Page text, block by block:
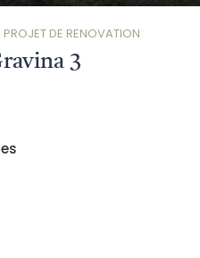
PROJET DE RENOVATION
3